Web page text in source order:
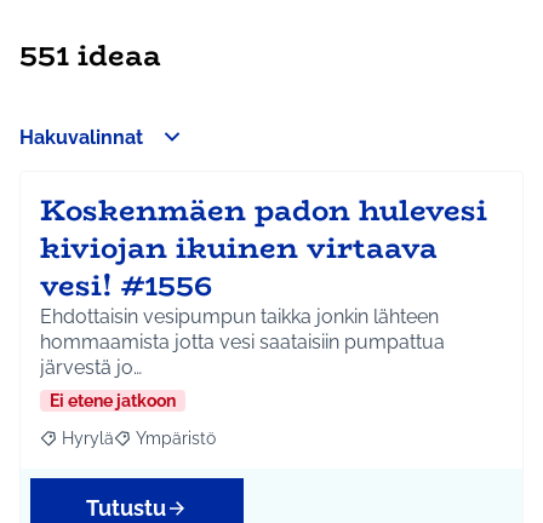
551 ideaa
Hakuvalinnat
Koskenmäen padon hulevesi
kiviojan ikuinen virtaava
vesi! #1556
Ehdottaisin vesipumpun taikka jonkin lähteen
hommaamista jotta vesi saataisiin pumpattua
järvestä jo…
Ei etene jatkoon
Rajaa tulokset aihepiirin mukaan: Hyrylä
Hyrylä Rajaa tulokset teeman mukaan: Ympäristö
Ympäristö
Tutustu